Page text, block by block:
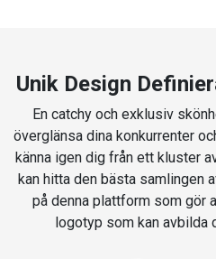
Unik Design
En catchy och exklusiv
överglänsa dina konkurrenter
känna igen dig från ett kluster
kan hitta den bästa samlingen
på denna plattform som gör
logotyp som kan avbilda